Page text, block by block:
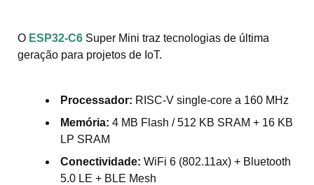
O ESP32-C6 Super Mini traz tecnologias de última
geração para projetos de IoT.
Processador: RISC-V single-core a 160 MHz
Memória: 4 MB Flash / 512 KB SRAM + 16 KB
LP SRAM
Conectividade: WiFi 6 (802.11ax) + Bluetooth
5.0 LE + BLE Mesh